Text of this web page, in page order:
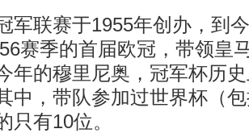
联赛于1955年创办，到今
赛季的首届欧冠，带领皇
年的穆里尼奥，冠军杯历
中，带队参加过世界杯（
只有10位。